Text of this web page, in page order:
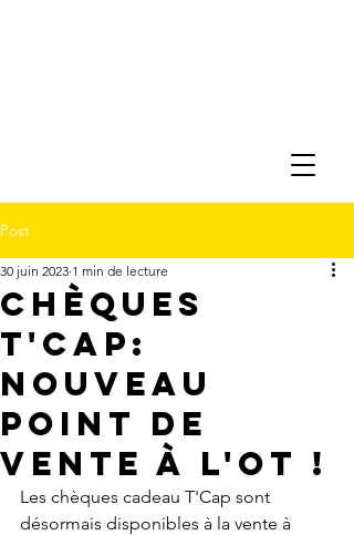
Post
Chèques
T'cap:
Nouveau
point de
vente à L'OT !
30 juin 2023 1 min de lecture
Les chèques cadeau T'Cap sont
désormais disponibles à la vente à